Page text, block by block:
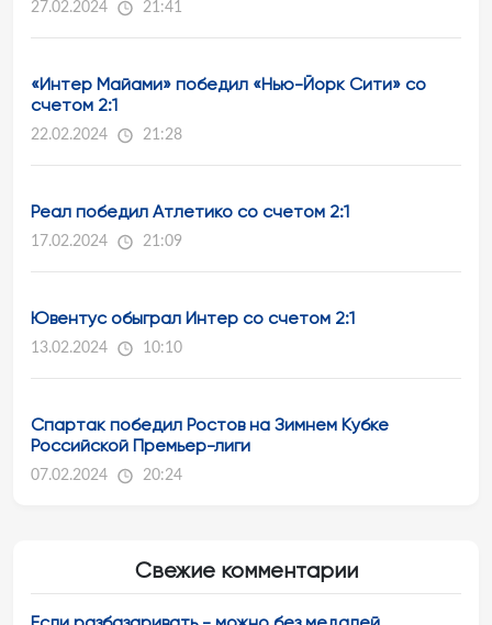
27.02.2024 21:41
«Интер Майами» победил «Нью-Йорк Сити» со
счетом 2:1
22.02.2024 21:28
Реал победил Атлетико со счетом 2:1
17.02.2024 21:09
Ювентус обыграл Интер со счетом 2:1
13.02.2024 10:10
Спартак победил Ростов на Зимнем Кубке
Российской Премьер-лиги
07.02.2024 20:24
Свежие комментарии